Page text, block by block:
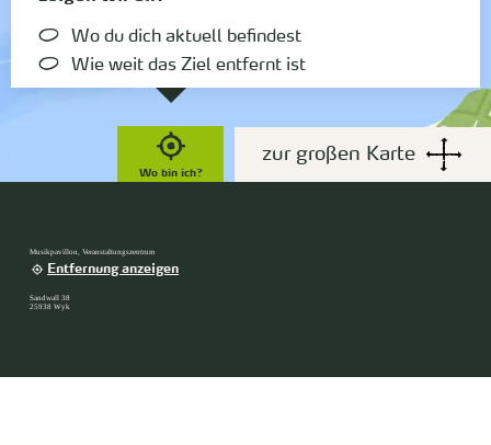
Wo bin ich?
Wo du dich aktuell befindest
Wie weit das Ziel entfernt ist
zur großen Karte
Musikpavillon, Veranstaltungszentrum
Entfernung anzeigen
Sandwall 38
25938 Wyk